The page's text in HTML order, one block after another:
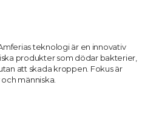
teknologi är en innovativ
produkter som dödar bakterier,
att skada kroppen. Fokus är
människa.